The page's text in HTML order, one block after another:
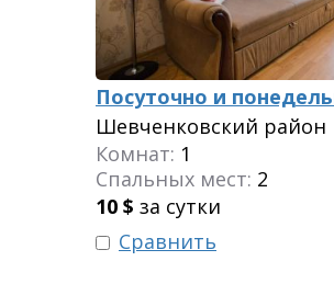
Посуточно и
Шевченковский район
Комнат: 1
Спальных мест: 2
10 $ за сутки
Сравнить